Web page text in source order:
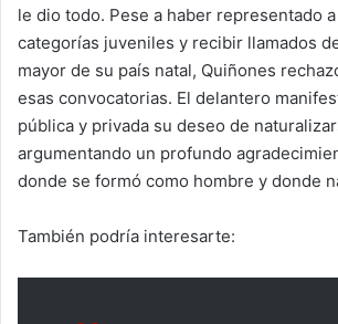
le dio todo. Pese a haber representado
categorías juveniles y recibir llamados
mayor de su país natal, Quiñones
esas convocatorias. El delantero
pública y privada su deseo de
argumentando un profundo
donde se formó como hombre y donde
También podría interesarte: